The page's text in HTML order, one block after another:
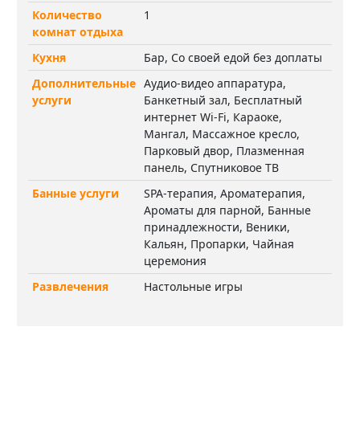
Количество
комнат отдыха
1
Кухня
Бар, Со своей едой без доплаты
Дополнительные
услуги
Аудио-видео аппаратура,
Банкетный зал, Бесплатный
интернет Wi-Fi, Караоке,
Мангал, Массажное кресло,
Парковый двор, Плазменная
панель, Спутниковое ТВ
Банные услуги
SPA-терапия, Ароматерапия,
Ароматы для парной, Банные
принадлежности, Веники,
Кальян, Пропарки, Чайная
церемония
Развлечения
Настольные игры